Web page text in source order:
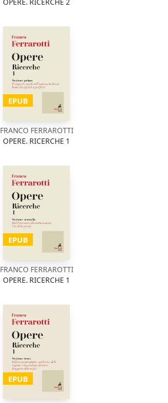
OPERE. RICERCHE 2
EPUB
FRANCO FERRAROTTI
OPERE. RICERCHE 1
EPUB
FRANCO FERRAROTTI
OPERE. RICERCHE 1
EPUB